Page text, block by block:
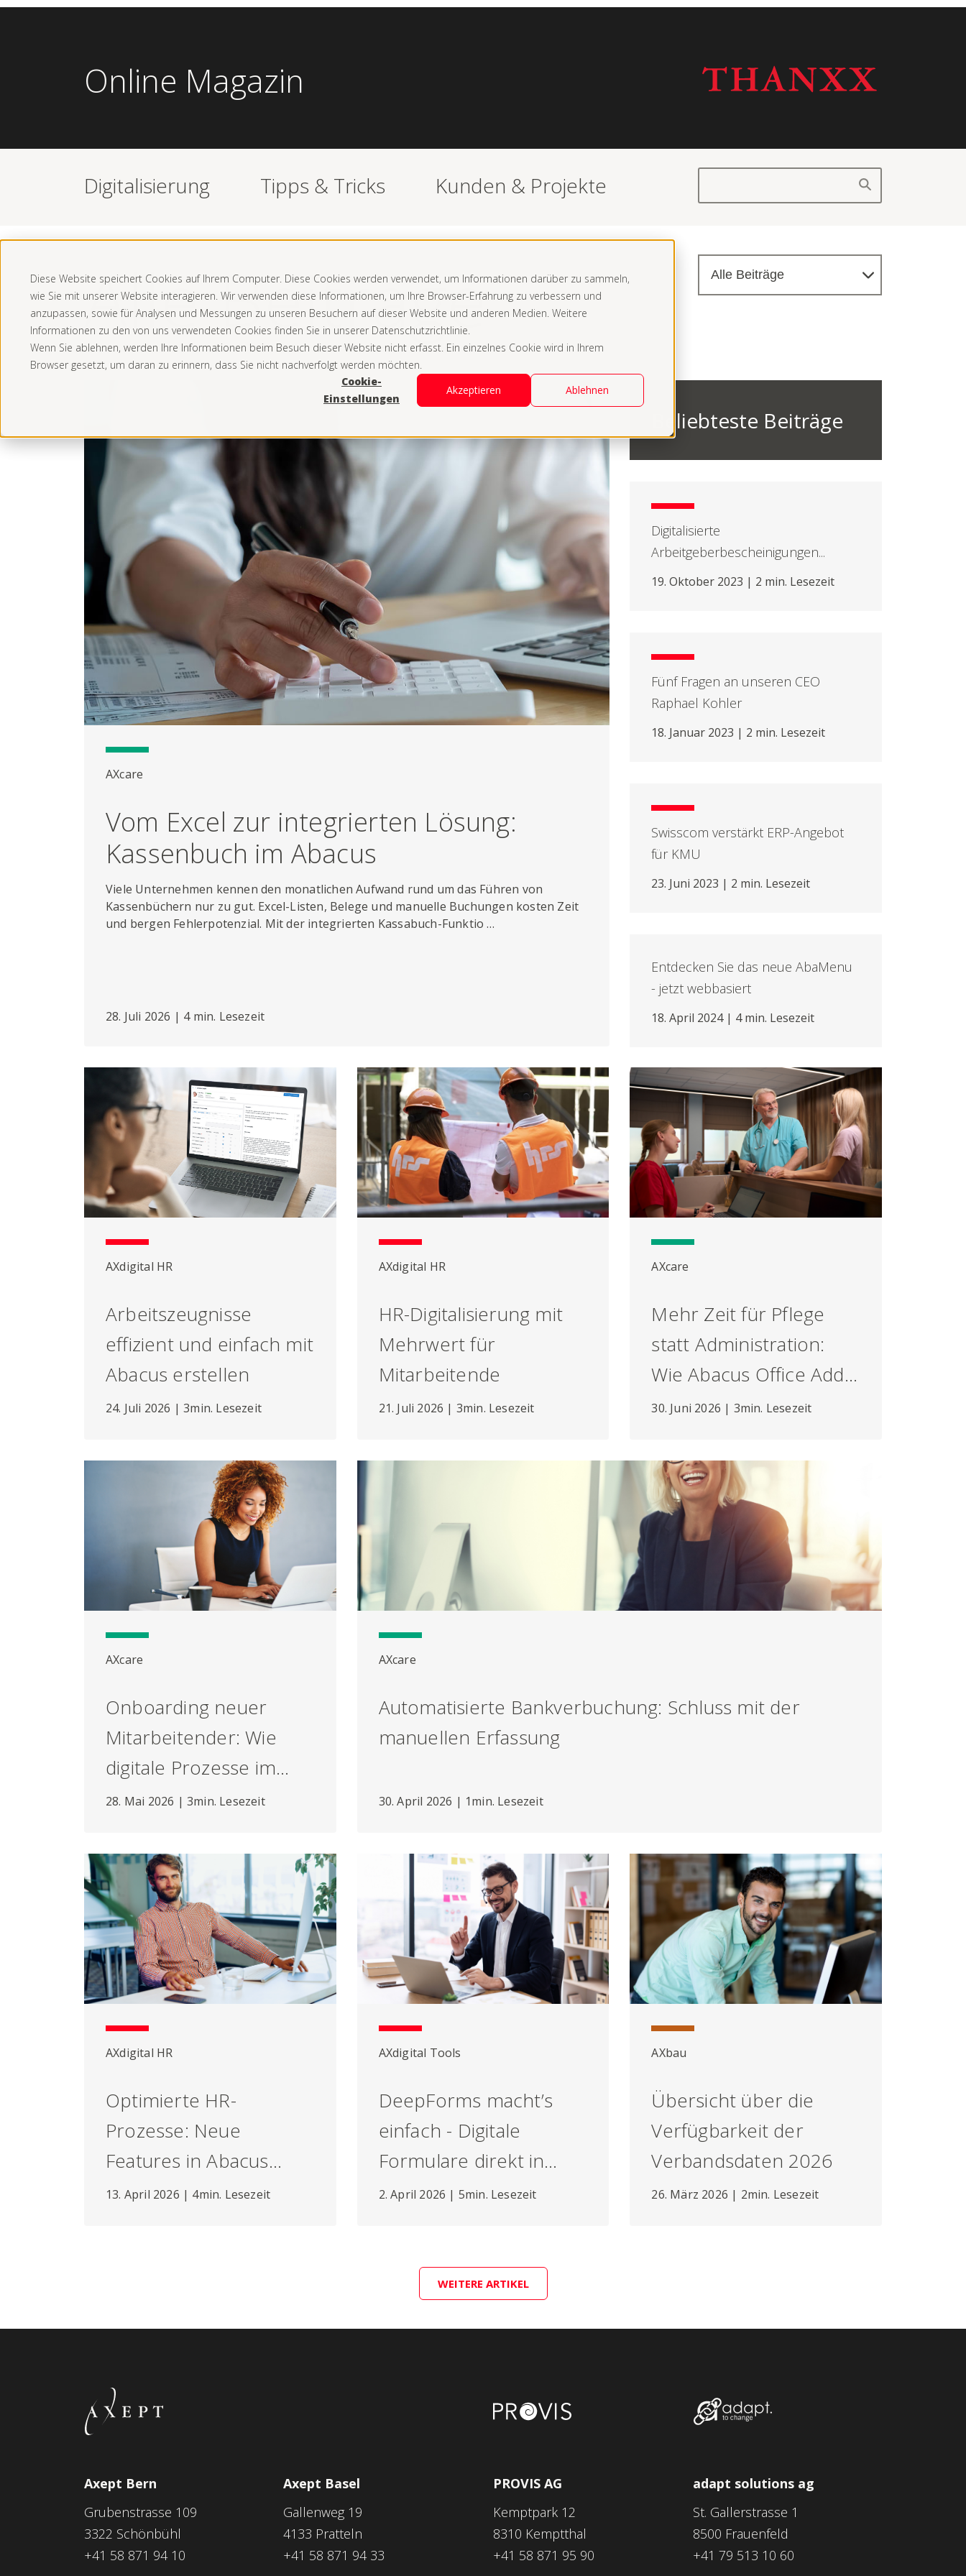
Diese Website speichert Cookies auf Ihrem Computer. Diese Cookies werden verwendet, um Informationen darüber zu sammeln,
wie Sie mit unserer Website interagieren. Wir verwenden diese Informationen, um Ihre Browser-Erfahrung zu verbessern und
anzupassen, sowie für Analysen und Messungen zu unseren Besuchern auf dieser Website und anderen Medien. Weitere
Informationen zu den von uns verwendeten Cookies finden Sie in unserer Datenschutzrichtlinie.
Wenn Sie ablehnen, werden Ihre Informationen beim Besuch dieser Website nicht erfasst. Ein einzelnes Cookie wird in Ihrem
Browser gesetzt, um daran zu erinnern, dass Sie nicht nachverfolgt werden möchten.
Cookie-
Einstellungen
Akzeptieren Ablehnen
Online Magazin
Digitalisierung Tipps & Tricks Kunden & Projekte
Alle Beiträge Alle Beiträge
AXcare
Vom Excel zur integrierten Lösung:
Kassenbuch im Abacus
Viele Unternehmen kennen den monatlichen Aufwand rund um das Führen von
Kassenbüchern nur zu gut. Excel-Listen, Belege und manuelle Buchungen kosten Zeit
und bergen Fehlerpotenzial. Mit der integrierten Kassabuch-Funktio …
28. Juli 2026 | 4 min. Lesezeit
Beliebteste Beiträge
Digitalisierte
Arbeitgeberbescheinigungen...
19. Oktober 2023 | 2 min. Lesezeit
Fünf Fragen an unseren CEO
Raphael Kohler
18. Januar 2023 | 2 min. Lesezeit
Swisscom verstärkt ERP-Angebot
für KMU
23. Juni 2023 | 2 min. Lesezeit
Entdecken Sie das neue AbaMenu
- jetzt webbasiert
18. April 2024 | 4 min. Lesezeit
AXdigital HR
Arbeitszeugnisse
effizient und einfach mit
Abacus erstellen
24. Juli 2026 | 3min. Lesezeit
AXdigital HR
HR-Digitalisierung mit
Mehrwert für
Mitarbeitende
21. Juli 2026 | 3min. Lesezeit
AXcare
Mehr Zeit für Pflege
statt Administration:
Wie Abacus Office Add-
Ins den Care-Alltag
30. Juni 2026 | 3min. Lesezeit
AXcare
Onboarding neuer
Mitarbeitender: Wie
digitale Prozesse im
AXcare Zeit sparen und
28. Mai 2026 | 3min. Lesezeit
AXcare
Automatisierte Bankverbuchung: Schluss mit der
manuellen Erfassung
30. April 2026 | 1min. Lesezeit
AXdigital HR
Optimierte HR-
Prozesse: Neue
Features in Abacus
Version 2026
13. April 2026 | 4min. Lesezeit
AXdigital Tools
DeepForms macht’s
einfach - Digitale
Formulare direkt in
Abacus verarbeiten
2. April 2026 | 5min. Lesezeit
AXbau
Übersicht über die
Verfügbarkeit der
Verbandsdaten 2026
26. März 2026 | 2min. Lesezeit
WEITERE ARTIKEL
Axept Bern
Grubenstrasse 109
3322 Schönbühl
+41 58 871 94 10
Axept Basel
Gallenweg 19
4133 Pratteln
+41 58 871 94 33
PROVIS AG
Kemptpark 12
8310 Kemptthal
+41 58 871 95 90
adapt solutions ag
St. Gallerstrasse 1
8500 Frauenfeld
+41 79 513 10 60